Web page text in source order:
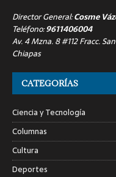
Director General:Cosme
Teléfono:9611406004
Av. 4 Mzna. 8 #112 Fracc.
Chiapas
CATEGORÍAS
Ciencia y Tecnología
Columnas
Cultura
Deportes